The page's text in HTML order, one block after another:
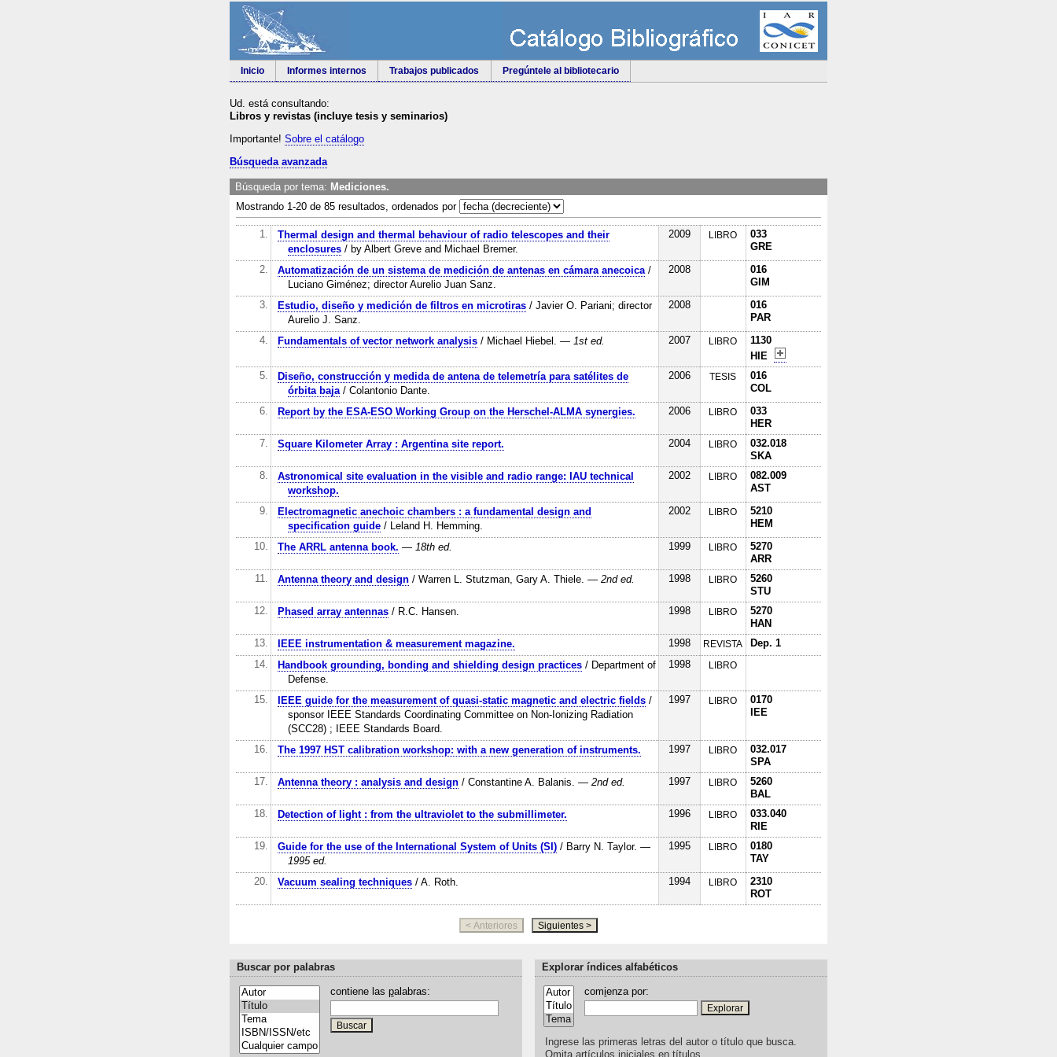
Inicio Informes internos Trabajos publicados Pregúntele al bibliotecario
Ud. está consultando:
Libros y revistas (incluye tesis y seminarios)
Importante! Sobre el catálogo
Búsqueda avanzada
Búsqueda por tema: Mediciones.
Mostrando 1-20 de 85 resultados, ordenados por
1.
Thermal design and thermal behaviour of radio telescopes and their
enclosures/ by Albert Greve and Michael Bremer.
2009 LIBRO
033
GRE
2.
Automatización de un sistema de medición de antenas en cámara anecoica/
Luciano Giménez; director Aurelio Juan Sanz.
2008
016
GIM
3.
Estudio, diseño y medición de filtros en microtiras/ Javier O. Pariani; director
Aurelio J. Sanz.
2008
016
PAR
4.
Fundamentals of vector network analysis/ Michael Hiebel. — 1st ed. 2007 LIBRO
1130
HIE
5.
Diseño, construcción y medida de antena de telemetría para satélites de
órbita baja/ Colantonio Dante.
2006 TESIS
016
COL
6.
Report by the ESA-ESO Working Group on the Herschel-ALMA synergies. 2006 LIBRO
033
HER
7.
Square Kilometer Array : Argentina site report. 2004 LIBRO
032.018
SKA
8.
Astronomical site evaluation in the visible and radio range: IAU technical
workshop.
2002 LIBRO
082.009
AST
9.
Electromagnetic anechoic chambers : a fundamental design and
specification guide/ Leland H. Hemming.
2002 LIBRO
5210
HEM
10.
The ARRL antenna book. — 18th ed. 1999 LIBRO
5270
ARR
11.
Antenna theory and design/ Warren L. Stutzman, Gary A. Thiele. — 2nd ed. 1998 LIBRO
5260
STU
12.
Phased array antennas/ R.C. Hansen. 1998 LIBRO
5270
HAN
13.
IEEE instrumentation & measurement magazine. 1998 REVISTA
Dep. 1
14.
Handbook grounding, bonding and shielding design practices/ Department of
Defense.
1998 LIBRO
15. IEEE guide for the measurement of quasi-static magnetic and electric fields/
sponsor IEEE Standards Coordinating Committee on Non-Ionizing Radiation
(SCC28) ; IEEE Standards Board.
1997 LIBRO
0170
IEE
16. The 1997 HST calibration workshop: with a new generation of instruments. 1997 LIBRO
032.017
SPA
17.
Antenna theory : analysis and design/ Constantine A. Balanis. — 2nd ed. 1997 LIBRO
5260
BAL
18.
Detection of light : from the ultraviolet to the submillimeter. 1996 LIBRO
033.040
RIE
19.
Guide for the use of the International System of Units (SI)/ Barry N. Taylor. —
1995 ed.
1995 LIBRO
0180
TAY
20.
Vacuum sealing techniques/ A. Roth. 1994 LIBRO
2310
ROT
Buscar por palabras
contiene las palabras:
Explorar índices alfabéticos
comienza por:
Ingrese las primeras letras del autor o título que busca.
Omita artículos iniciales en títulos.